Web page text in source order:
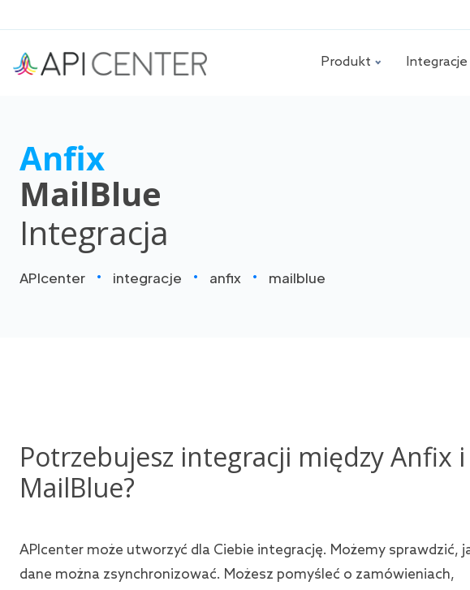
Produkt Integracje
Anfix
MailBlue
Integracja
APIcenter integracje anfix mailblue
Potrzebujesz integracji między Anfix i
MailBlue?
APIcenter może utworzyć dla Ciebie integrację. Możemy sprawdzić,
dane można zsynchronizować. Możesz pomyśleć o zamówieniach,